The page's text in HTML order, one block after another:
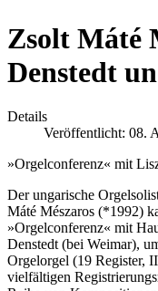
Zsolt Máté
Denstedt
Details
Veröffentlicht: 08.
»Orgelconferenz« mit
Der ungarische
Máté Mészaros (*1992)
»Orgelconferenz« mit
Denstedt (bei Weimar),
Orgelorgel (19 Register,
vielfältigen